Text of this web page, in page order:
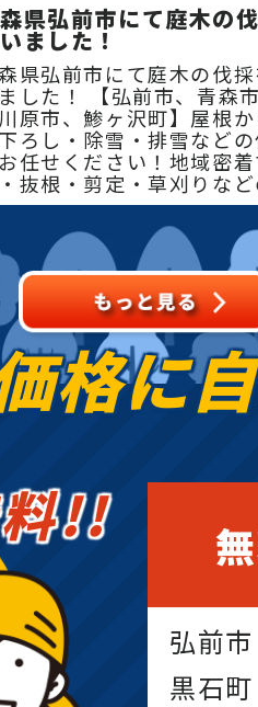
県弘前市にて庭木の
ました！
県弘前市にて庭木の伐
した！ 【弘前市、青森
原市、鯵ヶ沢町】屋根
ろし・除雪・排雪など
任せください！地域密
抜根・剪定・草刈りな
こと、造園・
格に
料!!
弘前
黒石